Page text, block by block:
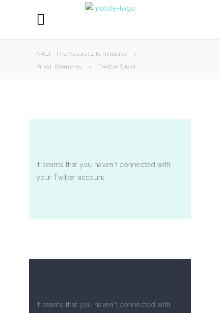
NALI - The Natural Life Initiative
>
Privat: Elements
> Twitter Slider
It seams that you haven't connected with
your Twitter account
It seams that you haven't connected with